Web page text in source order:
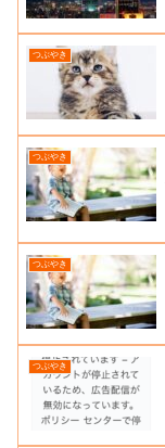
つぶやき
つぶやき
つぶやき
つぶやき